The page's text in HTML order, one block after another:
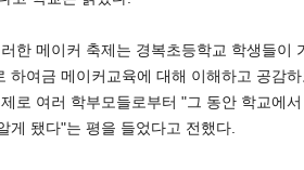
한 메이커 축제는 경복초등학교 학생들이
하여금 메이커교육에 대해 이해하고 공감
로 여러 학부모들로부터 "그 동안 학교에
게 됐다"는 평을 들었다고 전했다.